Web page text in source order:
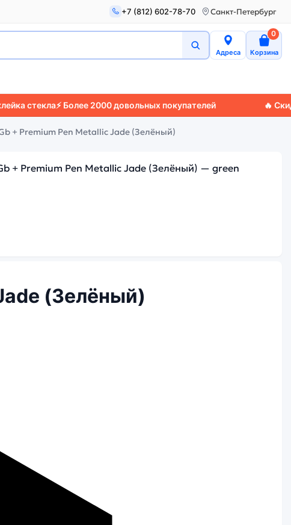
+7 (812) 602-78-70 Санкт-Петербург
Адреса Корзина
0
⚡ Более 2000 довольных покупателей 🔥 Скидки
+ Premium Pen Metallic Jade (Зелёный)
(Зелёный)